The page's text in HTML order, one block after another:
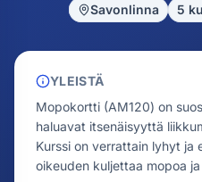
Savonlinna 5
YLEISTÄ
Mopokortti (AM120) on
haluavat itsenäisyyttä
Kurssi on verrattain lyhyt ja
oikeuden kuljettaa mopoa